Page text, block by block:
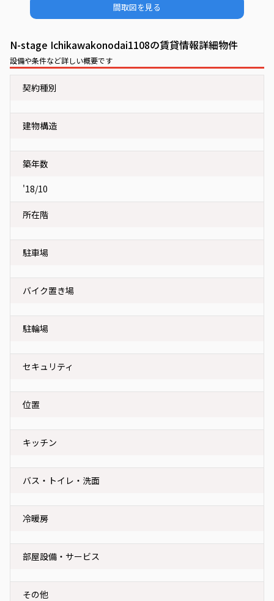
間取図を見る
N-stage Ichikawakonodai1108の賃貸情報詳細物件
設備や条件など詳しい概要です
契約種別
建物構造
築年数
'18/10
所在階
駐車場
バイク置き場
駐輪場
セキュリティ
位置
キッチン
バス・トイレ・洗面
冷暖房
部屋設備・サービス
その他